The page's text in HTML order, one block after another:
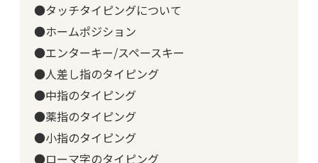
●タッチタイピングについて
●ホームポジション
●エンターキー/スペースキー
●人差し指のタイピング
●中指のタイピング
●薬指のタイピング
●小指のタイピング
●ローマ字のタイピング